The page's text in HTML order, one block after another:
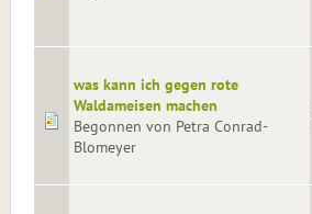
was kann ich gegen rote
Waldameisen machen
Begonnen von Petra Conrad-
Blomeyer